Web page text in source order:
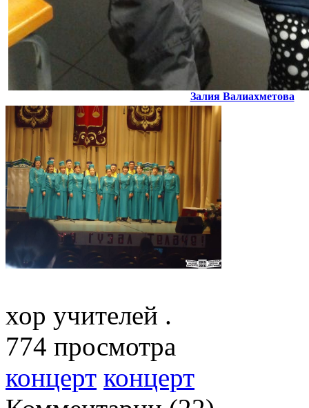
Залия Валиахметова
хор учителей .
774 просмотра
концерт концерт